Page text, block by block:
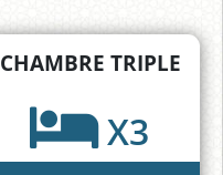
CHAMBRE TRIPLE
X3